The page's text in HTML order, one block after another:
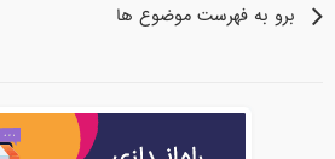
برو به فهرست موضوع ها